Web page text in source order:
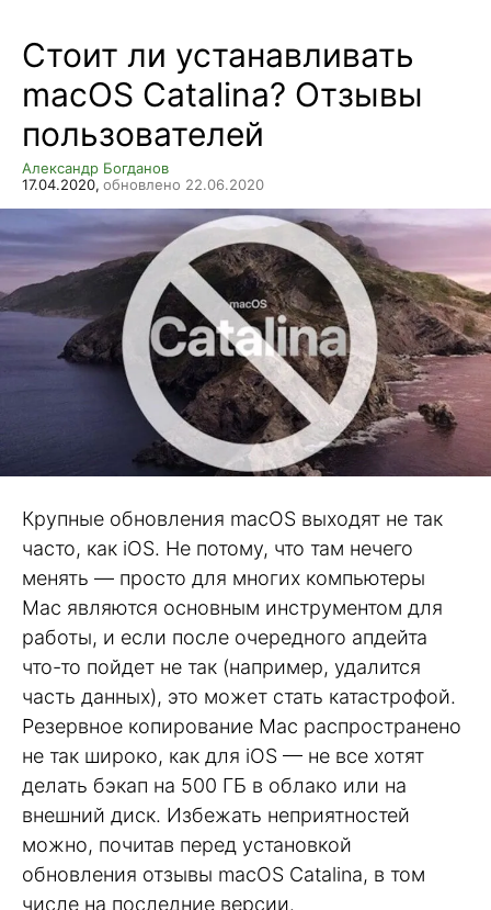
Стоит ли устанавливать
macOS Catalina? Отзывы
пользователей
Александр Богданов
17.04.2020, обновлено 22.06.2020
Крупные обновления macOS выходят не так
часто, как iOS. Не потому, что там нечего
менять — просто для многих компьютеры
Mac являются основным инструментом для
работы, и если после очередного апдейта
что-то пойдет не так (например, удалится
часть данных), это может стать катастрофой.
Резервное копирование Mac распространено
не так широко, как для iOS — не все хотят
делать бэкап на 500 ГБ в облако или на
внешний диск. Избежать неприятностей
можно, почитав перед установкой
обновления отзывы macOS Catalina, в том
числе на последние версии.